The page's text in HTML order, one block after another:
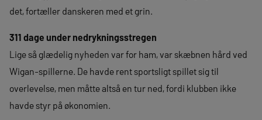
det, fortæller danskeren med et grin.
311 dage under nedrykningsstregen
Lige så glædelig nyheden var for ham, var skæbnen hård ved
Wigan-spillerne. De havde rent sportsligt spillet sig til
overlevelse, men måtte altså en tur ned, fordi klubben ikke
havde styr på økonomien.